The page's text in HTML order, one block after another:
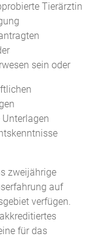
Tierärztin
sein oder
zweijährige
auf
verfügen.
für das